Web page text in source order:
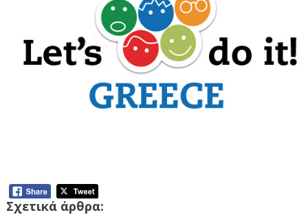
Σχετικά άρθρα: